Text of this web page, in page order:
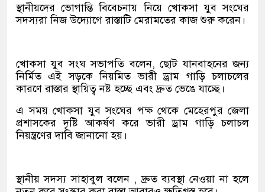
স্থানীয়দের ভোগান্তি বিবেচনায় নিয়ে খোকসা যুব সংঘের
সদস্যরা নিজ উদ্যোগে রাস্তাটি মেরামতের কাজ শুরু করেন।
খোকসা যুব সংঘ সভাপতি বলেন, ছোট যানবাহনের জন্য
নির্মিত এই সড়কে নিয়মিত ভারী ড্রাম গাড়ি চলাচলের
কারণে রাস্তার স্থায়িত্ব নষ্ট হচ্ছে এবং দ্রুত ভেঙে যাচ্ছে।
এ সময় খোকসা যুব সংঘের পক্ষ থেকে মেহেরপুর জেলা
প্রশাসকের দৃষ্টি আকর্ষণ করে ভারী ড্রাম গাড়ি চলাচল
নিয়ন্ত্রণের দাবি জানানো হয়।
স্থানীয় সদস্য সাহাবুল বলেন , দ্রুত ব্যবস্থা নেওয়া না হলে